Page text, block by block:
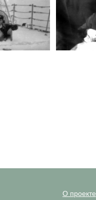
О проекте